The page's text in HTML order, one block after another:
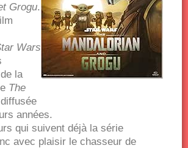
Grogu.
Wars
la
The
années.
qui suivent déjà la série
avec plaisir le chasseur de